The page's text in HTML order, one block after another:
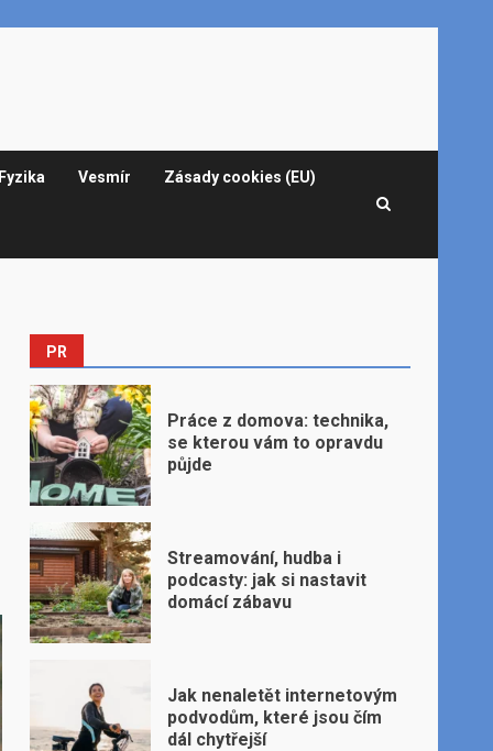
Fyzika Vesmír Zásady cookies (EU)
PR
Práce z domova: technika,
se kterou vám to opravdu
půjde
Streamování, hudba i
podcasty: jak si nastavit
domácí zábavu
Jak nenaletět internetovým
podvodům, které jsou čím
dál chytřejší